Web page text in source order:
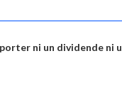
ni un dividende ni